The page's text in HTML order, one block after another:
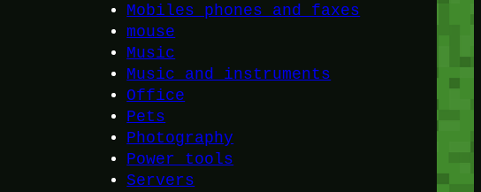
Mobiles phones and faxes
mouse
Music
Music and instruments
Office
Pets
Photography
Power tools
Servers